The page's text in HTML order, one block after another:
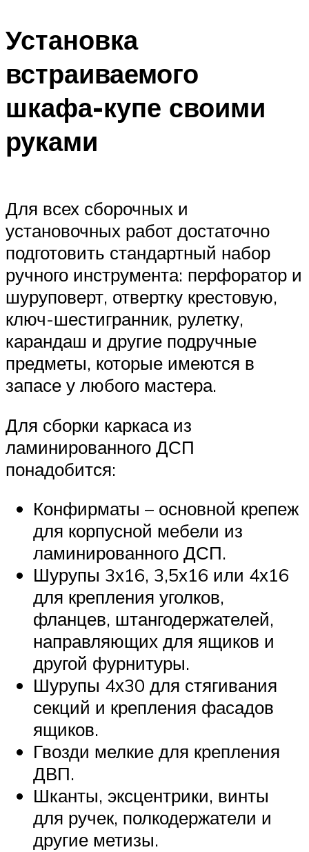
Установка
встраиваемого
шкафа-купе своими
руками
Для всех сборочных и
установочных работ достаточно
подготовить стандартный набор
ручного инструмента: перфоратор и
шуруповерт, отвертку крестовую,
ключ-шестигранник, рулетку,
карандаш и другие подручные
предметы, которые имеются в
запасе у любого мастера.
Для сборки каркаса из
ламинированного ДСП
понадобится:
Конфирматы – основной крепеж
для корпусной мебели из
ламинированного ДСП.
Шурупы 3х16, 3,5х16 или 4х16
для крепления уголков,
фланцев, штангодержателей,
направляющих для ящиков и
другой фурнитуры.
Шурупы 4х30 для стягивания
секций и крепления фасадов
ящиков.
Гвозди мелкие для крепления
ДВП.
Шканты, эксцентрики, винты
для ручек, полкодержатели и
другие метизы.